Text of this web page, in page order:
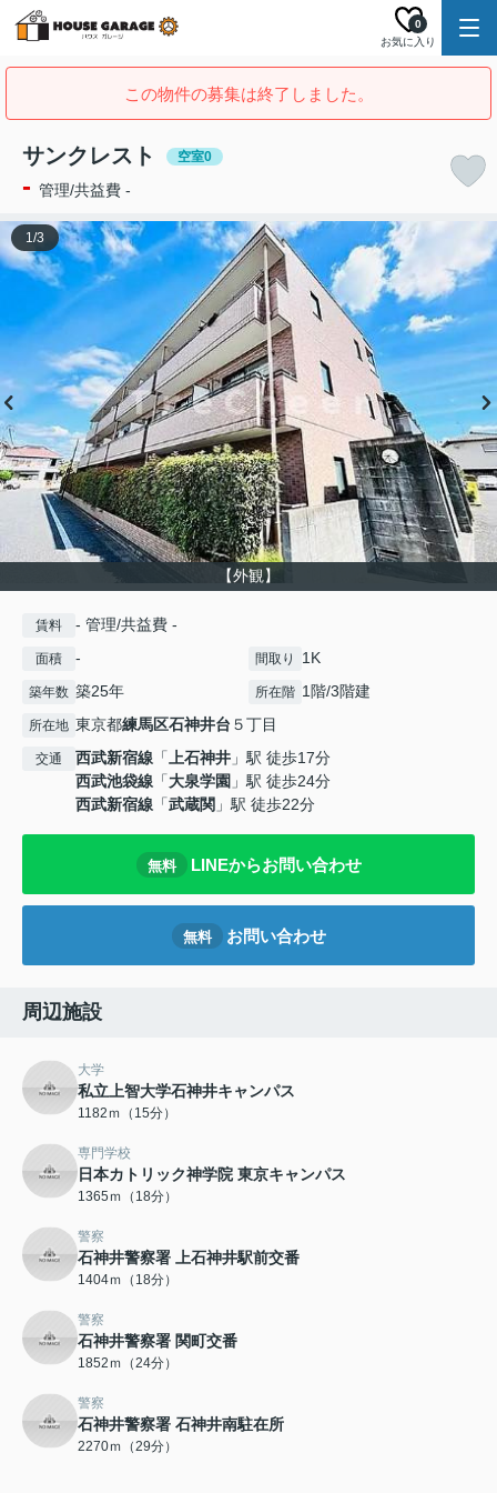
お気に入り
0
この物件の募集は終了しました。
サンクレスト 空室0
- 管理/共益費 -
【外観】
1/3
賃料 - 管理/共益費 -
面積 - 間取り 1K
築年数 築25年 所在階 1階/3階建
所在地 東京都練馬区石神井台 ５丁目
交通 西武新宿線 「上石神井 」駅 徒歩17分
西武池袋線 「大泉学園 」駅 徒歩24分
西武新宿線 「武蔵関 」駅 徒歩22分
無料 LINEからお問い合わせ
無料 お問い合わせ
周辺施設
大学
私立上智大学石神井キャンパス
1182ｍ（15分）
専門学校
日本カトリック神学院 東京キャンパス
1365ｍ（18分）
警察
石神井警察署 上石神井駅前交番
1404ｍ（18分）
警察
石神井警察署 関町交番
1852ｍ（24分）
警察
石神井警察署 石神井南駐在所
2270ｍ（29分）